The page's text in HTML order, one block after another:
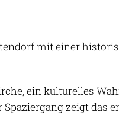
mit einer
ein kulturelles
zeigt das